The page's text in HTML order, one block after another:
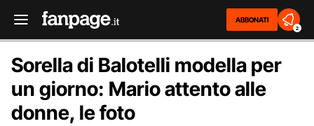
ABBONATI
2
Sorella di Balotelli modella per
un giorno: Mario attento alle
donne, le foto